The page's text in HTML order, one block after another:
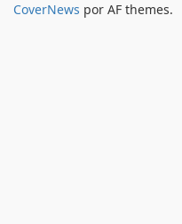
CoverNews por AF themes.